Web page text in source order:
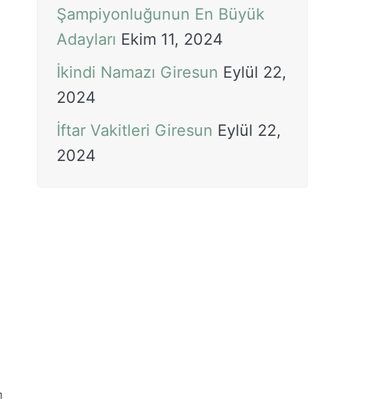
Şampiyonluğunun En Büyük
Adayları Ekim 11, 2024
İkindi Namazı Giresun Eylül 22,
2024
İftar Vakitleri Giresun Eylül 22,
2024